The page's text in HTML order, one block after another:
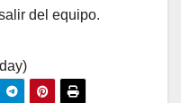
del equipo.